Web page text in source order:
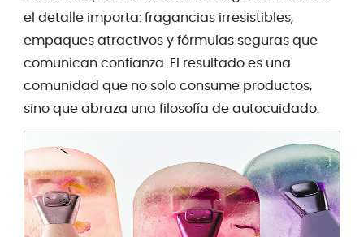
el detalle importa: fragancias irresistibles,
empaques atractivos y fórmulas seguras que
comunican confianza. El resultado es una
comunidad que no solo consume productos,
sino que abraza una filosofía de autocuidado.